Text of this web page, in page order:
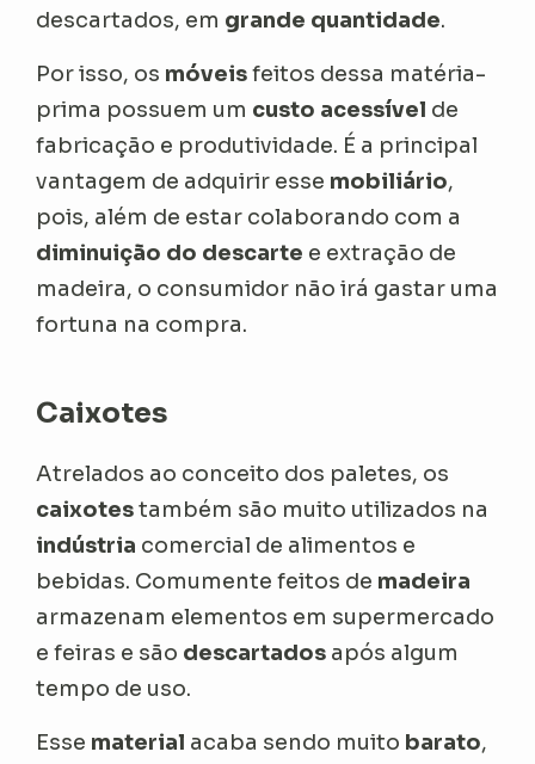
descartados, em grande quantidade.
Por isso, os móveisfeitos dessa matéria-
prima possuem um custo acessível de
fabricação e produtividade. É a principal
vantagem de adquirir esse mobiliário,
pois, além de estar colaborando com a
diminuição do descarte e extração de
madeira, o consumidor não irá gastar uma
fortuna na compra.
Caixotes
Atrelados ao conceito dos paletes, os
caixotestambém são muito utilizados na
indústria comercial de alimentos e
bebidas. Comumente feitos de madeira
armazenam elementos em supermercado
e feiras e são descartados após algum
tempo de uso.
Esse material acaba sendo muito barato,